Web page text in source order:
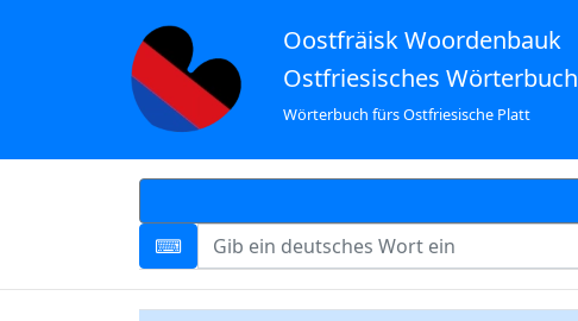
Oostfräisk Woordenbauk
Ostfriesisches Wörterbuch
Wörterbuch fürs Ostfriesische Platt